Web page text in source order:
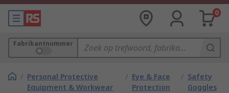
0
Fabrikantnummer
/ Personal Protective
Equipment & Workwear
/ Eye & Face
Protection
/ Safety
Goggles